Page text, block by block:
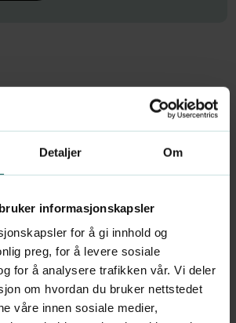
Detaljer Om
informasjonskapsler
for å gi innhold og
preg, for å levere sosiale
for å analysere trafikken vår. Vi deler
om hvordan du bruker nettstedet
våre innen sosiale medier,
tilnærming
videre under for å få
som kan hjelpe deg i